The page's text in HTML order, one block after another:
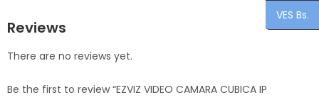
Reviews
There are no reviews yet.
Be the first to review “EZVIZ VIDEO CAMARA CUBICA IP
VES Bs.